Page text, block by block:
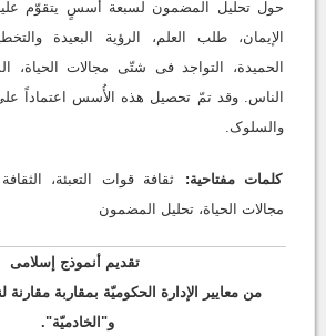
حول تحلیل المضمون لسبعة أُسسٍ یتقوّم
الإیمان، طلب العلم، الرؤیة البعیدة
الحمیدة، التواجد فی شتّى مجالات الحیاة،
الناس. وقد تمّ تحصیل هذه الأُسس اعتماداً على
والسلوک.
کلمات مفتاحیة:
ثقافة قوات التعبئة،
مجالات الحیاة، تحلیل المضمون
تقدیم أنموذج إسلامی
من معاییر الإدارة الحکومیّة بمقاربة مقارنة
و"الخادمیّة".